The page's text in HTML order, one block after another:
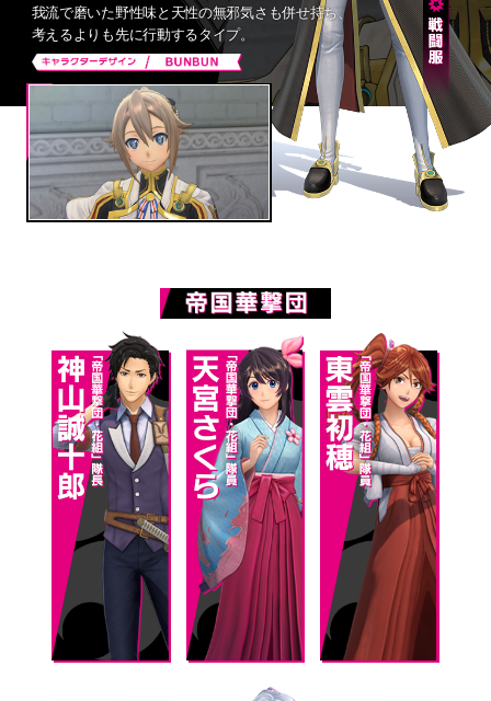
我流で磨いた野性味と天性の無邪気さも併せ持ち、
考えるよりも先に行動するタイプ。